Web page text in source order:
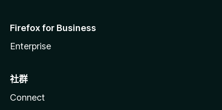
Firefox for Business
Enterprise
社群
Connect